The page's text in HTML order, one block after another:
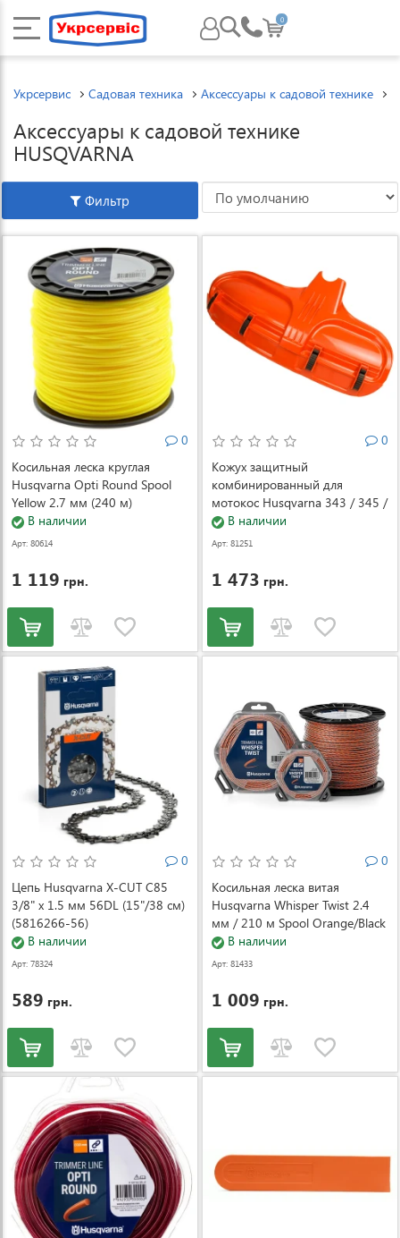
0
Укрсервис Садовая техника Аксессуары к садовой технике
Аксессуары к садовой технике
HUSQVARNA
Фильтр
0
Косильная леска круглая
Husqvarna Opti Round Spool
Yellow 2.7 мм (240 м)
(5976688-32)
В наличии
Арт: 80614
1 119 грн.
0
Кожух защитный
комбинированный для
мотокос Husqvarna 343 / 345 /
545 (5444643-05)
В наличии
Арт: 81251
1 473 грн.
0
Цепь Husqvarna X-CUT C85
3/8" x 1.5 мм 56DL (15"/38 см)
(5816266-56)
В наличии
Арт: 78324
589 грн.
0
Косильная леска витая
Husqvarna Whisper Twist 2.4
мм / 210 м Spool Orange/Black
(5976691-22)
В наличии
Арт: 81433
1 009 грн.